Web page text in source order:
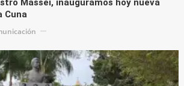
Massei, inauguramos hoy nueva
Cuna